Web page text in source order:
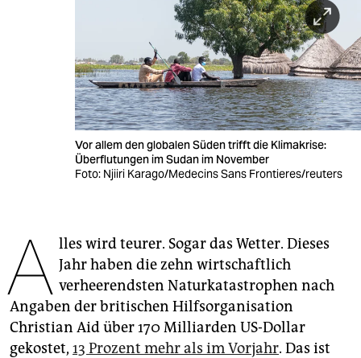
veranstaltungen
abo
genossenschaft
epaper login
Vor allem den globalen Süden trifft die Klimakrise:
Überflutungen im Sudan im November
Foto: Njiiri Karago/Medecins Sans Frontieres/reuters
A lles wird teurer. Sogar das Wetter. Dieses
Jahr haben die zehn wirtschaftlich
verheerendsten Naturkatastrophen nach
Angaben der britischen Hilfsorganisation
Christian Aid über 170 Milliarden US-Dollar
gekostet, 13 Prozent mehr als im Vorjahr. Das ist